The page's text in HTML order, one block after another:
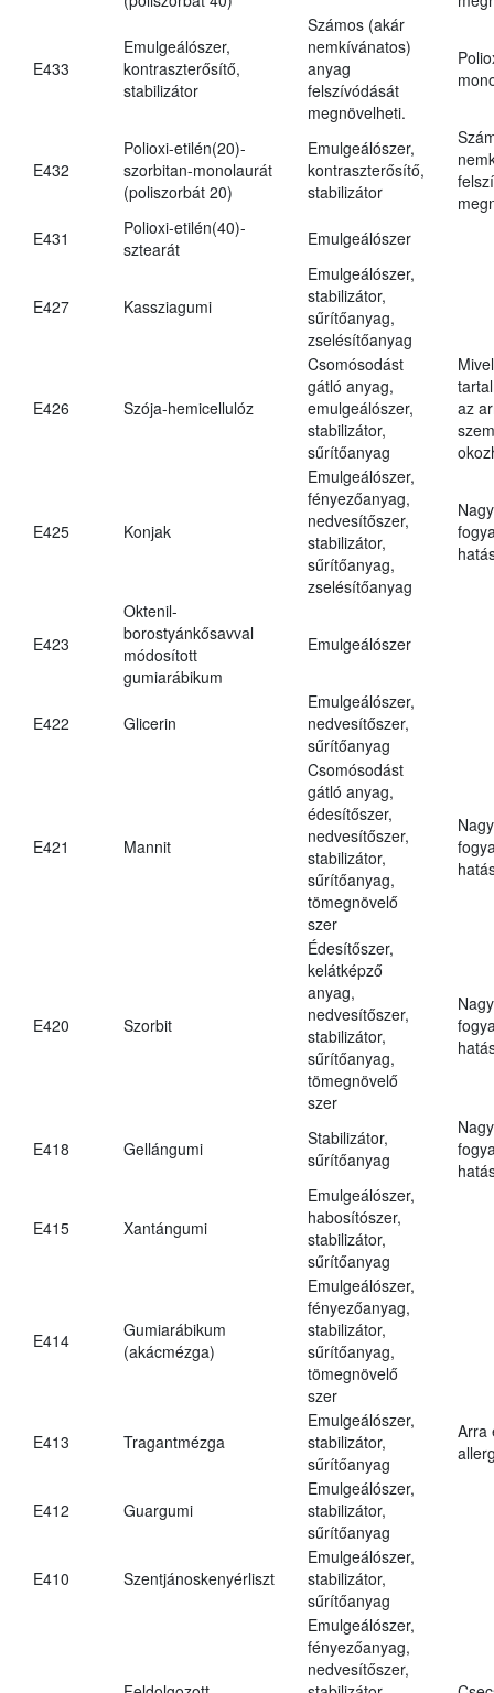
E433
Emulgeálószer,
kontraszterősítő,
stabilizátor
Számos (akár
nemkívánatos)
anyag
felszívódását
megnövelheti.
E432
Polioxi-etilén(20)-
szorbitan-monolaurát
(poliszorbát 20)
Emulgeálószer,
kontraszterősítő,
stabilizátor
E431
Polioxi-etilén(40)-
sztearát
Emulgeálószer
E427 Kassziagumi
Emulgeálószer,
stabilizátor,
sűrítőanyag,
zselésítőanyag
E426 Szója-hemicellulóz
Csomósodást
gátló anyag,
emulgeálószer,
stabilizátor,
sűrítőanyag
az
E425 Konjak
Emulgeálószer,
fényezőanyag,
nedvesítőszer,
stabilizátor,
sűrítőanyag,
zselésítőanyag
E423
Oktenil-
borostyánkősavval
módosított
gumiarábikum
Emulgeálószer
E422 Glicerin
Emulgeálószer,
nedvesítőszer,
sűrítőanyag
E421 Mannit
Csomósodást
gátló anyag,
édesítőszer,
nedvesítőszer,
stabilizátor,
sűrítőanyag,
tömegnövelő
szer
E420 Szorbit
Édesítőszer,
kelátképző
anyag,
nedvesítőszer,
stabilizátor,
sűrítőanyag,
tömegnövelő
szer
E418 Gellángumi
Stabilizátor,
sűrítőanyag
E415 Xantángumi
Emulgeálószer,
habosítószer,
stabilizátor,
sűrítőanyag
E414
Gumiarábikum
(akácmézga)
Emulgeálószer,
fényezőanyag,
stabilizátor,
sűrítőanyag,
tömegnövelő
szer
E413 Tragantmézga
Emulgeálószer,
stabilizátor,
sűrítőanyag
Arra
E412 Guargumi
Emulgeálószer,
stabilizátor,
sűrítőanyag
E410 Szentjánoskenyérliszt
Emulgeálószer,
stabilizátor,
sűrítőanyag
Emulgeálószer,
fényezőanyag,
nedvesítőszer,